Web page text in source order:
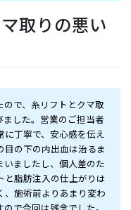
取りの悪い
で、糸リフトとクマ取
ました。営業のご担当者
丁寧で、安心感を伝え
目の下の内出血は治るま
いましたし、個人差のた
と脂肪注入の仕上がりは
、施術前よりあまり変わ